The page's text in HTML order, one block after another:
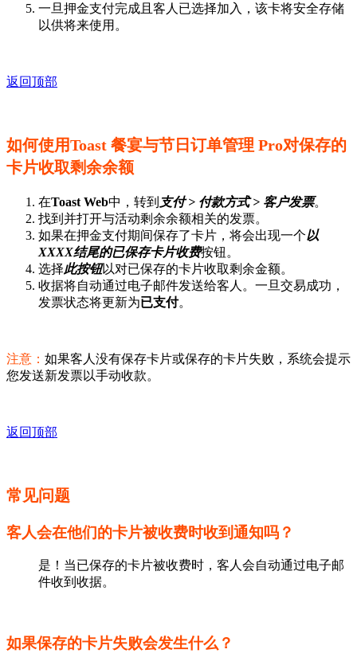
一旦押金支付完成且客人已选择加入，该卡将安全存储
以供将来使用。
返回顶部
如何使用Toast 餐宴与节日订单管理 Pro对保存的
卡片收取剩余余额
在Toast Web中，转到 支付 > 付款方式 > 客户发票。
找到并打开与活动剩余余额相关的发票。
如果在押金支付期间保存了卡片，将会出现一个以
XXXX结尾的已保存卡片收费按钮。
选择此按钮以对已保存的卡片收取剩余金额。
收据将自动通过电子邮件发送给客人。一旦交易成功，
发票状态将更新为已支付。
注意： 如果客人没有保存卡片或保存的卡片失败，系统会提示
您发送新发票以手动收款。
返回顶部
常见问题
客人会在他们的卡片被收费时收到通知吗？
是！当已保存的卡片被收费时，客人会自动通过电子邮
件收到收据。
如果保存的卡片失败会发生什么？